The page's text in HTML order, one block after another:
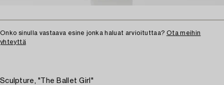
Onko sinulla vastaava esine jonka haluat arvioituttaa? Ota meihin
yhteyttä
Sculpture, "The Ballet Girl"